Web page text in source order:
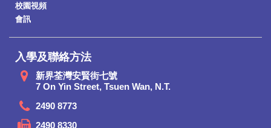
校園視頻
會訊
入學及聯絡方法
新界荃灣安賢街七號
7 On Yin Street, Tsuen Wan, N.T.
2490 8773
2490 8330